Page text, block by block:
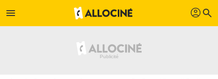
menu profil search